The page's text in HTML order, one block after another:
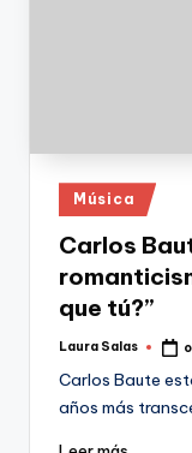
Publicado
en
Música
Carlos
que tú?”
Publicado
Laura Salas
Carlos Baute
años más